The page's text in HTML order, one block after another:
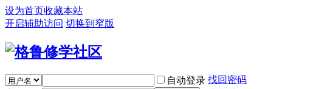
设为首页收藏本站
开启辅助访问 切换到窄版
自动登录 找回密码